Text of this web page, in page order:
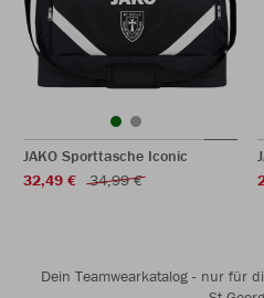
JAKO Sporttasche Iconic
32,49 €
34,99 €
Dein Teamwearkatalog - nur für